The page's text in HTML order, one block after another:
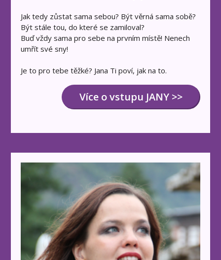
Jak tedy zůstat sama sebou? Být věrná sama sobě?
Být stále tou, do které se zamiloval?
Buď vždy sama pro sebe na prvním místě! Nenech
umřít své sny!
Je to pro tebe těžké? Jana Ti poví, jak na to.
Více o vstupu JANY >>